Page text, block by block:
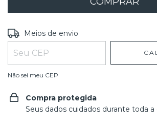
Entregas para o CEP:
Meios de envio
Não sei meu CEP
Compra protegida
Seus dados cuidados durante toda a